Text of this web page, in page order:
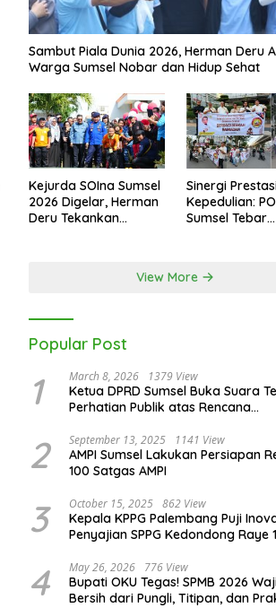
Sambut Piala Dunia 2026, Herman Deru
Warga Sumsel Nobar dan Hidup Sehat
Kejurda SOIna Sumsel
2026 Digelar, Herman
Deru Tekankan
Sinergi
Kepedulian:
Sumsel Tebar
View More
Popular Post
1 March 8, 2026 1379 View
Ketua DPRD Sumsel Buka Suara
Perhatian Publik atas Rencana
2 September 13, 2025 1141 View
AMPI Sumsel Lakukan Persiapan
100 Satgas AMPI
3 October 15, 2025 862 View
Kepala KPPG Palembang Puji
Penyajian SPPG Kedondong Raye 1
4 May 26, 2026 776 View
Bupati OKU Tegas! SPMB 2026
Bersih dari Pungli, Titipan, dan